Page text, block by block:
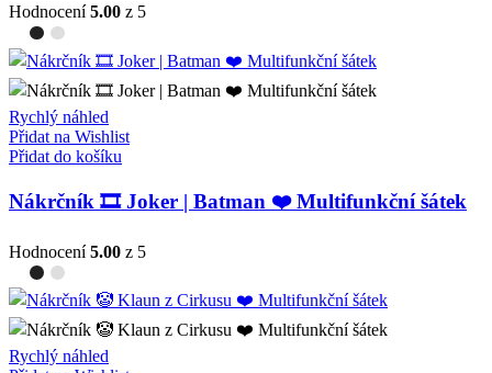
Hodnocení5.00 z 5
Rychlý náhled
Přidat na Wishlist
Přidat do košíku
Nákrčník 🎞️ Joker | Batman ❤️ Multifunkční šátek
Hodnocení5.00 z 5
Rychlý náhled